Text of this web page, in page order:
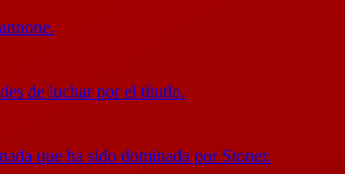
de luchar por el títutlo.
que ha sido dominada por Stoner.